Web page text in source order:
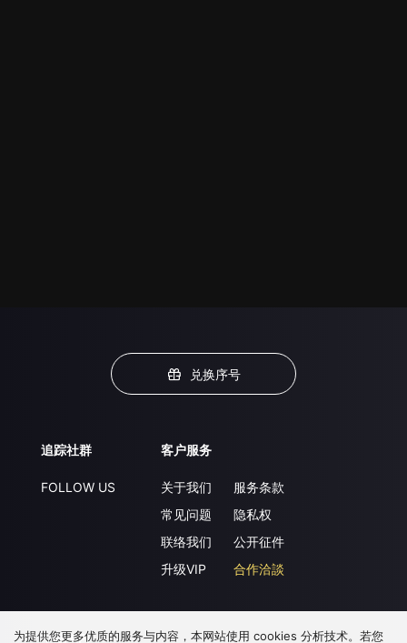
兑换序号
追踪社群
FOLLOW US
客户服务
关于我们
常见问题
联络我们
升级VIP
服务条款
隐私权
公开征件
合作洽談
下载 APP
为提供您更多优质的服务与内容，本网站使用 cookies 分析技术。若您